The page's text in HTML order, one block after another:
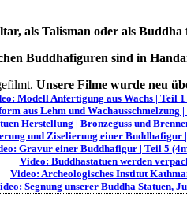
als Talisman oder als
Buddhafiguren sind in
Unsere Filme wurde neu
Modell Anfertigung aus Wachs | Teil
aus Lehm und Wachausschmelzung
Herstellung | Bronzeguss und
und Ziselierung einer Buddhafigur
Gravur einer Buddhafigur | Teil 5
Video: Buddhastatuen werden
Video: Archeologisches Institut
Segnung unserer Buddha Statuen,